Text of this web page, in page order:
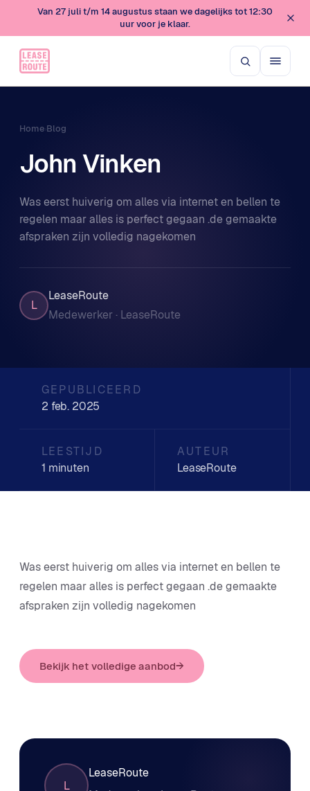
Van 27 juli t/m 14 augustus staan we dagelijks tot 12:30
uur voor je klaar.
Home Blog
John Vinken
Was eerst huiverig om alles via internet en bellen te
regelen maar alles is perfect gegaan .de gemaakte
afspraken zijn volledig nagekomen
L
LeaseRoute
Medewerker · LeaseRoute
GEPUBLICEERD
2 feb. 2025
LEESTIJD
1 minuten
AUTEUR
LeaseRoute
Was eerst huiverig om alles via internet en bellen te
regelen maar alles is perfect gegaan .de gemaakte
afspraken zijn volledig nagekomen
Bekijk het volledige aanbod→
L
LeaseRoute